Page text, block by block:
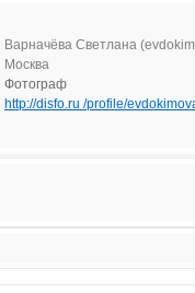
Варначёва Светлана
Москва
Фотограф
http://disfo.ru /profile/